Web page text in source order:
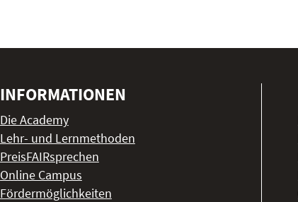
INFORMATIONEN
Die Academy
Lehr- und Lernmethoden
PreisFAIRsprechen
Online Campus
Fördermöglichkeiten